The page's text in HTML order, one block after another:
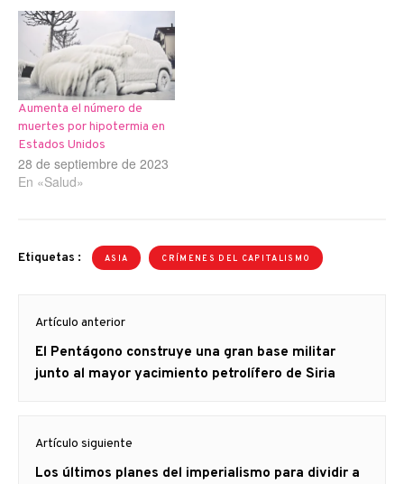
Aumenta el número de
muertes por hipotermia en
Estados Unidos
28 de septiembre de 2023
En «Salud»
Etiquetas : ASIA CRÍMENES DEL CAPITALISMO
de
entradas
Artículo anterior
Artículo
anterior
El Pentágono construye una gran base militar
junto al mayor yacimiento petrolífero de Siria
Artículo siguiente
Artículo
Los últimos planes del imperialismo para dividir a